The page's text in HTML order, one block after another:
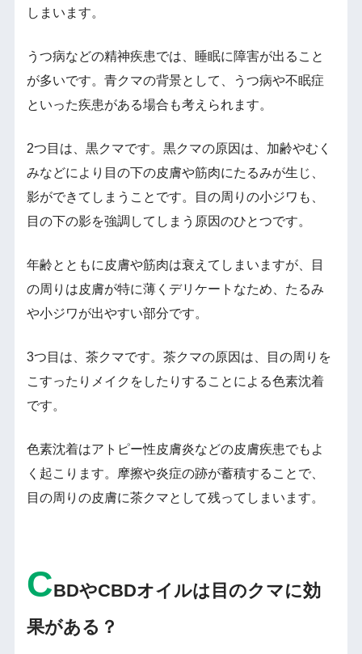
しまいます。
うつ病などの精神疾患では、睡眠に障害が出ること
が多いです。青クマの背景として、うつ病や不眠症
といった疾患がある場合も考えられます。
2つ目は、黒クマです。黒クマの原因は、加齢やむく
みなどにより目の下の皮膚や筋肉にたるみが生じ、
影ができてしまうことです。目の周りの小ジワも、
目の下の影を強調してしまう原因のひとつです。
年齢とともに皮膚や筋肉は衰えてしまいますが、目
の周りは皮膚が特に薄くデリケートなため、たるみ
や小ジワが出やすい部分です。
3つ目は、茶クマです。茶クマの原因は、目の周りを
こすったりメイクをしたりすることによる色素沈着
です。
色素沈着はアトピー性皮膚炎などの皮膚疾患でもよ
く起こります。摩擦や炎症の跡が蓄積することで、
目の周りの皮膚に茶クマとして残ってしまいます。
CBDやCBDオイルは目のクマに効
果がある？